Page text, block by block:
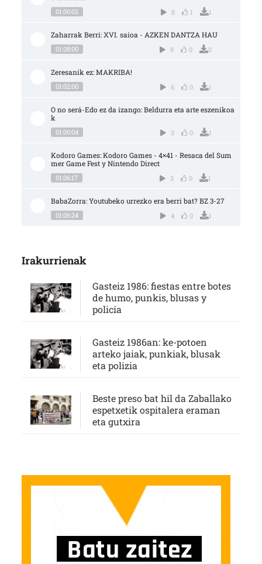
01:00:02 8 1 1
Zaharrak Berri: XVI. saioa - AZKEN DANTZA HAU
01:08:00 9 0 0
Zeresanik ez: MAKRIBA!
01:02:00 6 0 1
O no será-Edo ez da izango: Beldurra eta arte eszenikoa
k
01:00:04 3 0 1
Kodoro Games: Kodoro Games - 4×41 - Resaca del Sum
mer Game Fest y Nintendo Direct
01:06:17 3 0 1
BabaZorra: Youtubeko urrezko era berri bat? BZ 3-27
01:06:24 4 0 1
Irakurrienak
Gasteiz 1986: fiestas entre botes
de humo, punkis, blusas y
policía
Gasteiz 1986an: ke-potoen
arteko jaiak, punkiak, blusak
eta polizia
Beste preso bat hil da Zaballako
espetxetik ospitalera eraman
eta gutxira